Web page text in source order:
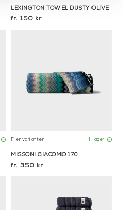
LEXINGTON TOWEL DUSTY OLIVE
150 kr
Fler varianter I lager
MISSONI GIACOMO 170
350 kr